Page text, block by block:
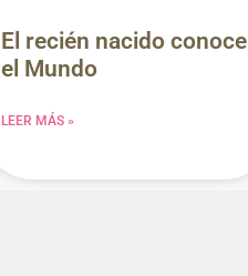
El recién nacido conoce
el Mundo
LEER MÁS »